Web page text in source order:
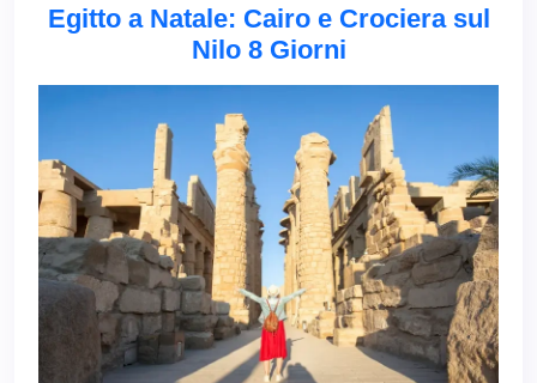
Egitto a Natale: Cairo e Crociera sul
Nilo 8 Giorni